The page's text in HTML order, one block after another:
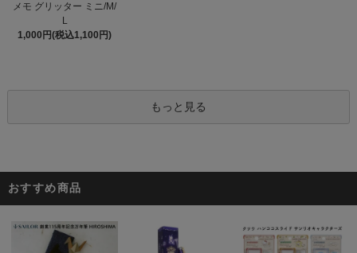
メモ グリッター ミニ/M/
L
1,000円(税込1,100円)
もっと見る
おすすめ商品